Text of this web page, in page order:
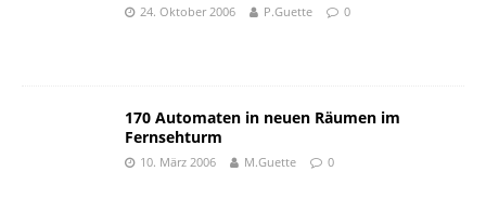
24. Oktober 2006 P.Guette 0
170 Automaten in neuen Räumen im
Fernsehturm
10. März 2006 M.Guette 0